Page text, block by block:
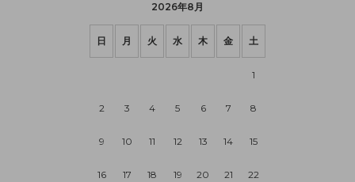
2026年8月
日 月 火 水 木 金 土
1
2 3 4 5 6 7 8
9 10 11 12 13 14 15
16 17 18 19 20 21 22